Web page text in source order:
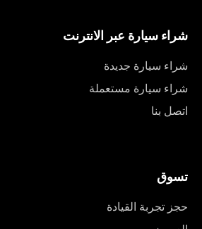
شراء سيارة عبر الانترنت
شراء سيارة جديدة
شراء سيارة مستعملة
اتصل بنا
تسوق
حجز تجربة القيادة